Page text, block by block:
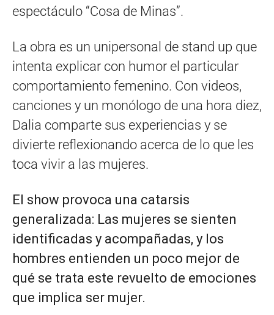
espectáculo “Cosa de Minas”.
La obra es un unipersonal de stand up que
intenta explicar con humor el particular
comportamiento femenino. Con videos,
canciones y un monólogo de una hora diez,
Dalia comparte sus experiencias y se
divierte reflexionando acerca de lo que les
toca vivir a las mujeres.
El show provoca una catarsis
generalizada: Las mujeres se sienten
identificadas y acompañadas, y los
hombres entienden un poco mejor de
qué se trata este revuelto de emociones
que implica ser mujer.